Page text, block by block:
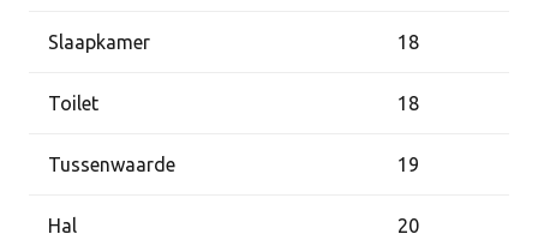
Slaapkamer 18
Toilet 18
Tussenwaarde 19
Hal 20